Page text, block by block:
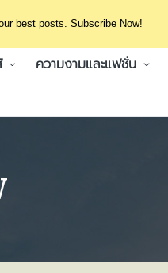
best posts. Subscribe Now!
ความงามและแฟชั่น